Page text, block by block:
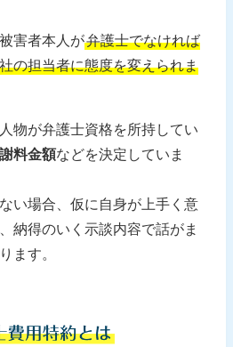
害者本人が弁護士でなければ
の担当者に態度を変えられま
物が弁護士資格を所持してい
料金額などを決定していま
い場合、仮に自身が上手く意
納得のいく示談内容で話がま
ます。